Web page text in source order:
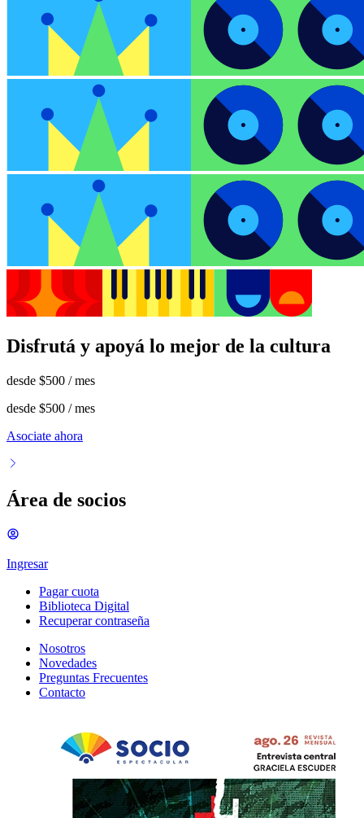
Disfrutá y apoyá lo mejor de la cultura
desde $500 / mes
desde $500 / mes
Asociate ahora
Área de socios
Ingresar
Pagar cuota
Biblioteca Digital
Recuperar contraseña
Nosotros
Novedades
Preguntas Frecuentes
Contacto